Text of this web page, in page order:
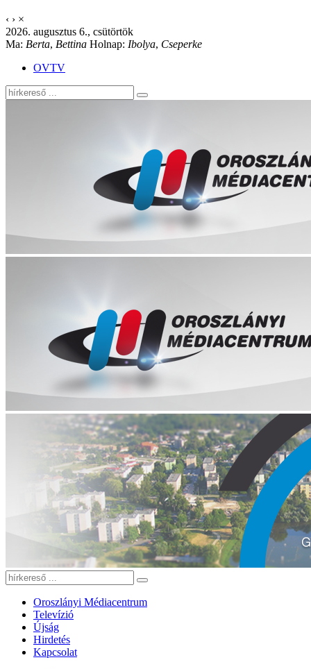
‹ › ×
2026. augusztus 6., csütörtök
Ma: Berta, Bettina Holnap: Ibolya, Cseperke
OVTV
Oroszlányi Médiacentrum
Televízió
Újság
Hirdetés
Kapcsolat